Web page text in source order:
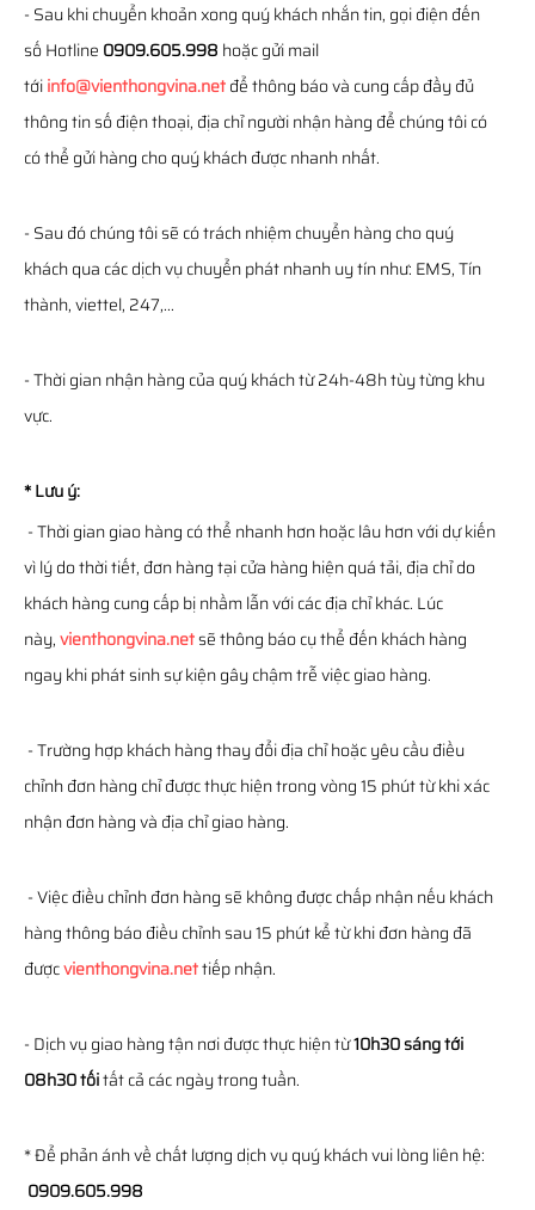
- Sau khi chuyển khoản xong quý khách nhắn tin, gọi điện đến
số Hotline 0909.605.998 hoặc gửi mail
tớiinfo@vienthongvina.netđể thông báo và cung cấp đầy đủ
thông tin số điện thoại, địa chỉ người nhận hàng để chúng tôi có
có thể gửi hàng cho quý khách được nhanh nhất.
- Sau đó chúng tôi sẽ có trách nhiệm chuyển hàng cho quý
khách qua các dịch vụ chuyển phát nhanh uy tín như: EMS, Tín
thành, viettel, 247,...
- Thời gian nhận hàng của quý khách từ 24h-48h tùy từng khu
vực.
* Lưu ý:
- Thời gian giao hàng có thể nhanh hơn hoặc lâu hơn với dự kiến
vì lý do thời tiết, đơn hàng tại cửa hàng hiện quá tải, địa chỉ do
khách hàng cung cấp bị nhầm lẫn với các địa chỉ khác. Lúc
này,vienthongvina.netsẽ thông báo cụ thể đến khách hàng
ngay khi phát sinh sự kiện gây chậm trễ việc giao hàng.
- Trường hợp khách hàng thay đổi địa chỉ hoặc yêu cầu điều
chỉnh đơn hàng chỉ được thực hiện trong vòng 15 phút từ khi xác
nhận đơn hàng và địa chỉ giao hàng.
- Việc điều chỉnh đơn hàng sẽ không được chấp nhận nếu khách
hàng thông báo điều chỉnh sau 15 phút kể từ khi đơn hàng đã
đượcvienthongvina.nettiếp nhận.
- Dịch vụ giao hàng tận nơi được thực hiện từ10h30 sáng tới
08h30 tốitất cả các ngày trong tuần.
* Để phản ánh về chất lượng dịch vụ quý khách vui lòng liên hệ:
0909.605.998